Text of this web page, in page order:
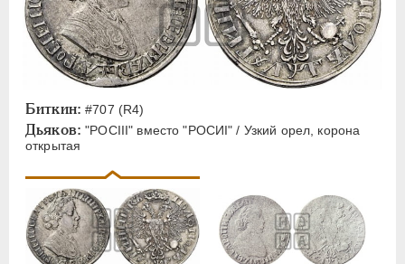
Биткин: #707 (R4)
Дьяков: "РОСIII" вместо "РОСИI" / Узкий орел, корона
открытая